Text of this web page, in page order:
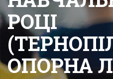
РОЦІ
ОПОРНА